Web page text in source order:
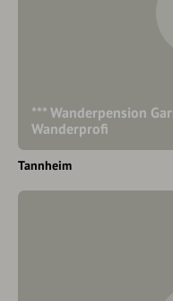
*** Wanderpension
Wanderprofi
Tannheim